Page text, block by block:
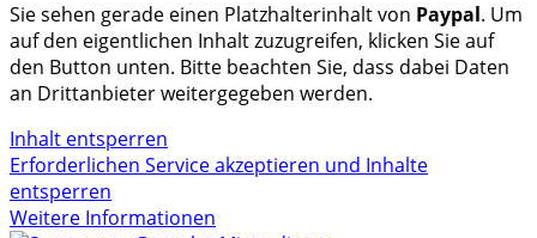
Sie sehen gerade einen Platzhalterinhalt von Paypal. Um
auf den eigentlichen Inhalt zuzugreifen, klicken Sie auf
den Button unten. Bitte beachten Sie, dass dabei Daten
an Drittanbieter weitergegeben werden.
Inhalt entsperren
Erforderlichen Service akzeptieren und Inhalte
entsperren
Weitere Informationen